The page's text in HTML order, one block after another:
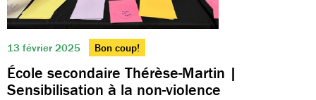
13 février 2025 Bon coup!
École secondaire Thérèse-Martin |
Sensibilisation à la non-violence